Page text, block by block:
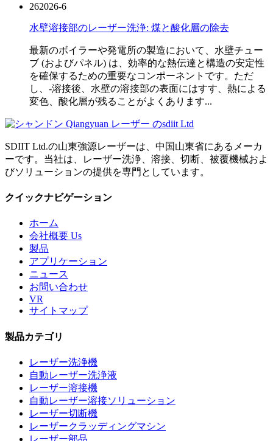
262026-6
水壁溶接部のレーザー洗浄: 煤と酸化層の除去
最新のボイラーや発電所の製造において、水壁チュー
ブ (およびパネル) は、効率的な熱伝達と構造の安定性
を確保するための重要なコンポーネントです。ただ
し、-溶接後、水壁の溶接部の表面にはすす、熱による
変色、酸化層が残ることがよくあります...
SDIIT Ltd.の山東強源レーザーは、中国山東省にあるメーカ
ーです。当社は、レーザー洗浄、溶接、切断、被覆機械およ
びソリューションの提供を専門としています。
クイックナビゲーション
ホーム
会社概要 Us
製品
アプリケーション
ニュース
お問い合わせ
VR
サイトマップ
製品カテゴリ
レーザー洗浄機
自動レーザー洗浄液
レーザー溶接機
自動レーザー溶接ソリューション
レーザー切断機
レーザークラッディングマシン
レーザー部品